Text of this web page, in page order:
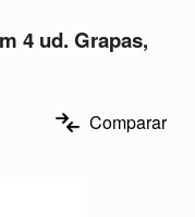
4 ud. Grapas,
Comparar